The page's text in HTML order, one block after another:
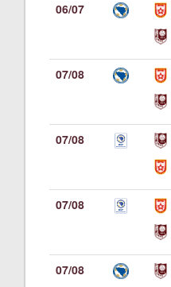
06/07
07/08
07/08
07/08
07/08